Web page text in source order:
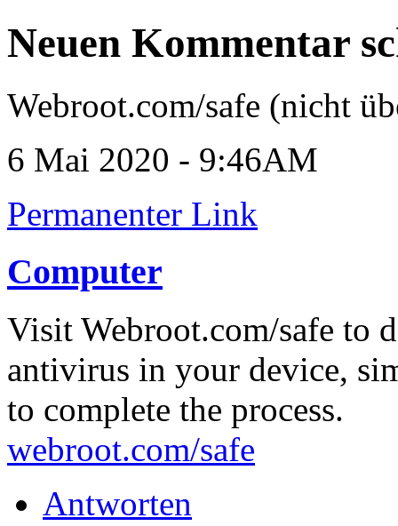
Neuen Kommentar
Webroot.com/safe (nicht
6 Mai 2020 - 9:46AM
Permanenter Link
Computer
Visit Webroot.com/safe to
antivirus in your device,
to complete the process.
webroot.com/safe
Antworten